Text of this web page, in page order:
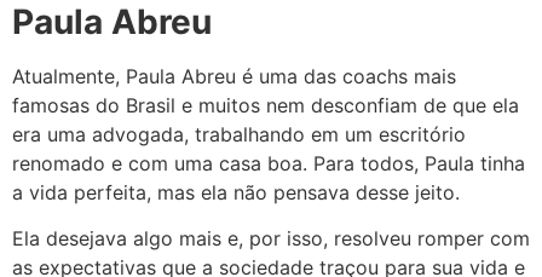
Paula Abreu
Atualmente, Paula Abreu é uma das coachs mais
famosas do Brasil e muitos nem desconfiam de que ela
era uma advogada, trabalhando em um escritório
renomado e com uma casa boa. Para todos, Paula tinha
a vida perfeita, mas ela não pensava desse jeito.
Ela desejava algo mais e, por isso, resolveu romper com
as expectativas que a sociedade traçou para sua vida e